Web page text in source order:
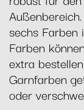
sechs Farben
Farben
extra
Garnfarben
oder